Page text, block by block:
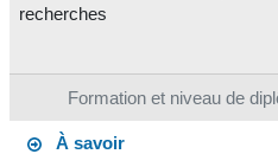
Formation et niveau de
recherches
À savoir